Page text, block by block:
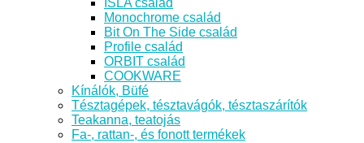
Monochrome család
Bit On The Side család
Profile család
ORBIT család
COOKWARE
Kínálók, Büfé
Tésztagépek, tésztavágók, tésztaszárítók
Teakanna, teatojás
Fa-, rattan-, és fonott termékek